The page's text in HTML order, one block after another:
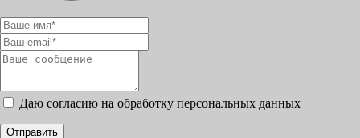
Даю согласию на обработку персональных данных
Отправить